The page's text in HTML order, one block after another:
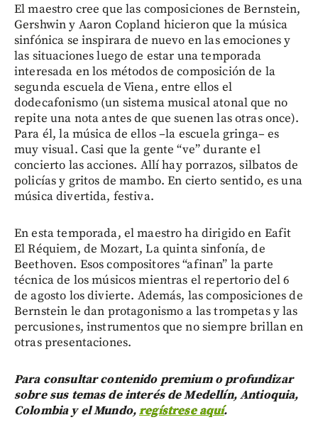
El maestro cree que las composiciones de Bernstein,
Gershwin y Aaron Copland hicieron que la música
sinfónica se inspirara de nuevo en las emociones y
las situaciones luego de estar una temporada
interesada en los métodos de composición de la
segunda escuela de Viena, entre ellos el
dodecafonismo (un sistema musical atonal que no
repite una nota antes de que suenen las otras once).
Para él, la música de ellos –la escuela gringa– es
muy visual. Casi que la gente “ve” durante el
concierto las acciones. Allí hay porrazos, silbatos de
policías y gritos de mambo. En cierto sentido, es una
música divertida, festiva.
En esta temporada, el maestro ha dirigido en Eafit
El Réquiem, de Mozart, La quinta sinfonía, de
Beethoven. Esos compositores “afinan” la parte
técnica de los músicos mientras el repertorio del 6
de agosto los divierte. Además, las composiciones de
Bernstein le dan protagonismo a las trompetas y las
percusiones, instrumentos que no siempre brillan en
otras presentaciones.
Para consultar contenido premium o profundizar
sobre sus temas de interés de Medellín, Antioquia,
Colombia y el Mundo,regístrese aquí.